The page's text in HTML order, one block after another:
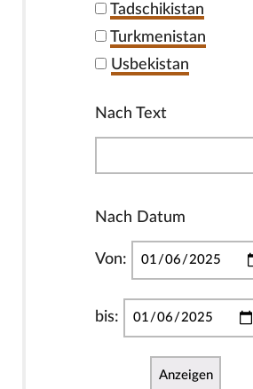
Tadschikistan
Turkmenistan
Usbekistan
Nach Text
Nach Datum
Von:
bis:
Anzeigen